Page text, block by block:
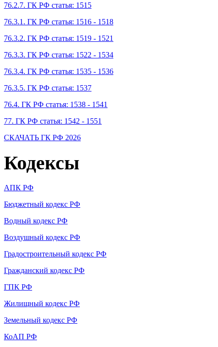
76.2.7. ГК РФ статья: 1515
76.3.1. ГК РФ статья: 1516 - 1518
76.3.2. ГК РФ статья: 1519 - 1521
76.3.3. ГК РФ статья: 1522 - 1534
76.3.4. ГК РФ статья: 1535 - 1536
76.3.5. ГК РФ статья: 1537
76.4. ГК РФ статья: 1538 - 1541
77. ГК РФ статья: 1542 - 1551
СКАЧАТЬ ГК РФ 2026
Кодексы
АПК РФ
Бюджетный кодекс РФ
Водный кодекс РФ
Воздушный кодекс РФ
Градостроительный кодекс РФ
Гражданский кодекс РФ
ГПК РФ
Жилищный кодекс РФ
Земельный кодекс РФ
КоАП РФ